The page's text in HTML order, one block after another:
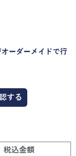
ーダーメイドで行
する
税込金額